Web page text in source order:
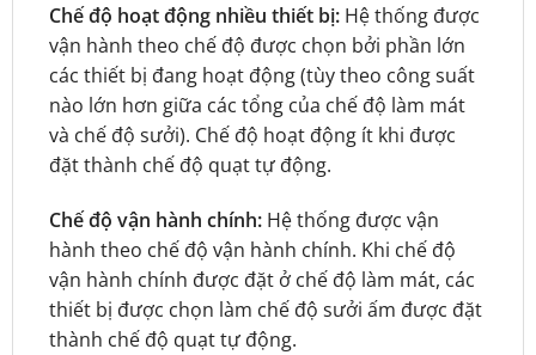
Chế độ hoạt động nhiều thiết bị:Hệ thống được
vận hành theo chế độ được chọn bởi phần lớn
các thiết bị đang hoạt động (tùy theo công suất
nào lớn hơn giữa các tổng của chế độ làm mát
và chế độ sưởi). Chế độ hoạt động ít khi được
đặt thành chế độ quạt tự động.
Chế độ vận hành chính: Hệ thống được vận
hành theo chế độ vận hành chính. Khi chế độ
vận hành chính được đặt ở chế độ làm mát, các
thiết bị được chọn làm chế độ sưởi ấm được đặt
thành chế độ quạt tự động.